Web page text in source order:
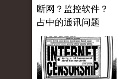
断网？监控软件？
占中的通讯问题